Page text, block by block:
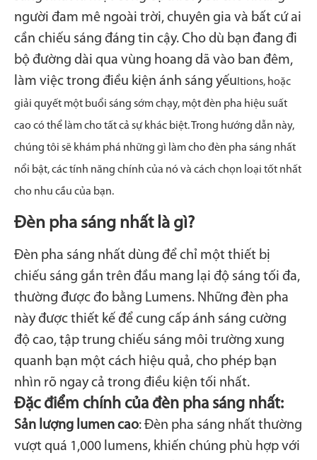
người đam mê ngoài trời, chuyên gia và bất cứ ai
cần chiếu sáng đáng tin cậy. Cho dù bạn đang đi
bộ đường dài qua vùng hoang dã vào ban đêm,
làm việc trong điều kiện ánh sáng yếu Itions, hoặc
giải quyết một buổi sáng sớm chạy, một đèn pha hiệu suất
cao có thể làm cho tất cả sự khác biệt. Trong hướng dẫn này,
chúng tôi sẽ khám phá những gì làm cho đèn pha sáng nhất
nổi bật, các tính năng chính của nó và cách chọn loại tốt nhất
cho nhu cầu của bạn.
Đèn pha sáng nhất là gì?
Đèn pha sáng nhất dùng để chỉ một thiết bị
chiếu sáng gắn trên đầu mang lại độ sáng tối đa,
thường được đo bằng Lumens. Những đèn pha
này được thiết kế để cung cấp ánh sáng cường
độ cao, tập trung chiếu sáng môi trường xung
quanh bạn một cách hiệu quả, cho phép bạn
nhìn rõ ngay cả trong điều kiện tối nhất.
Đặc điểm chính của đèn pha sáng nhất:
Sản lượng lumen cao: Đèn pha sáng nhất thường
vượt quá 1,000 lumens, khiến chúng phù hợp với